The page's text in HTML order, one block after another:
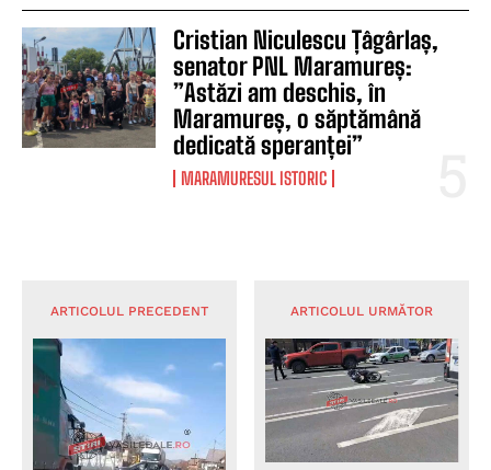
Cristian Niculescu Țâgârlaș,
senator PNL Maramureș:
”Astăzi am deschis, în
Maramureș, o săptămână
dedicată speranței”
MARAMURESUL ISTORIC
ARTICOLUL PRECEDENT ARTICOLUL URMĂTOR